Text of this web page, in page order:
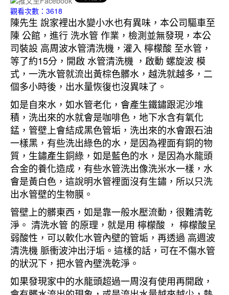
觀看次數：3618
陳先生 說家裡出水變小水也有異味，本公司驅車至
陳 公館，進行 洗水管 作業，檢測並無發現，本公
司裝設 高周波水管清洗機，灌入 檸檬酸 至水管，
等了約15分，開啟 水管清洗機 ，啟動 螺旋波 模
式，一洗水管就流出黃棕色髒水，越洗就越多，二
個多小時後，出水量恢復也沒異味了。
如是自來水，如水管老化，會產生鐵鏽跟泥沙堆
積，洗出來的水就會是咖啡色，地下水含有氧化
錳，管壁上會結成黑色管垢，洗出來的水會跟石油
一樣黑，有些洗出綠色的水，是因為裡面有銅的物
質，生鏽產生銅綠，如是藍色的水，是因為水龍頭
合金的養化造成，有些水管洗出像洗米水一樣，水
會是黃白色，這說明水管裡面沒有生鏽，所以只洗
出水管壁的生物膜。
管壁上的髒東西，如是靠一般水壓流動，很難清乾
淨。 清洗水管 的原理，就是用 檸檬酸 ， 檸檬酸呈
弱酸性，可以軟化水管內壁的管垢，再透過 高週波
清洗機 脈衝波沖出汙垢。這樣的話，可在不傷水管
的狀況下，把水管內壁洗乾淨。
如果發現家中的水龍頭超過一周沒有使用再開啟，